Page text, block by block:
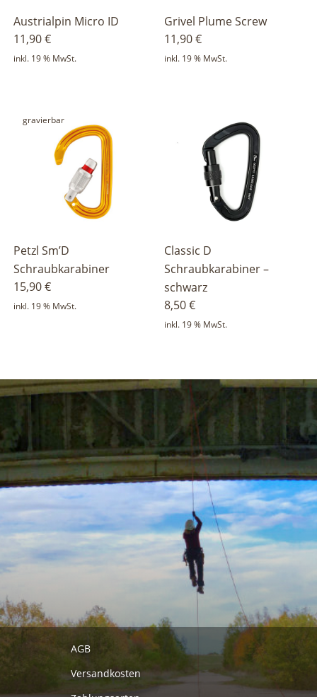
Austrialpin Micro ID
11,90€
inkl. 19 % MwSt.
Grivel Plume Screw
11,90€
inkl. 19 % MwSt.
gravierbar
Petzl Sm’D
Schraubkarabiner
15,90€
inkl. 19 % MwSt.
Classic D
Schraubkarabiner –
schwarz
8,50€
inkl. 19 % MwSt.
AGB
Versandkosten